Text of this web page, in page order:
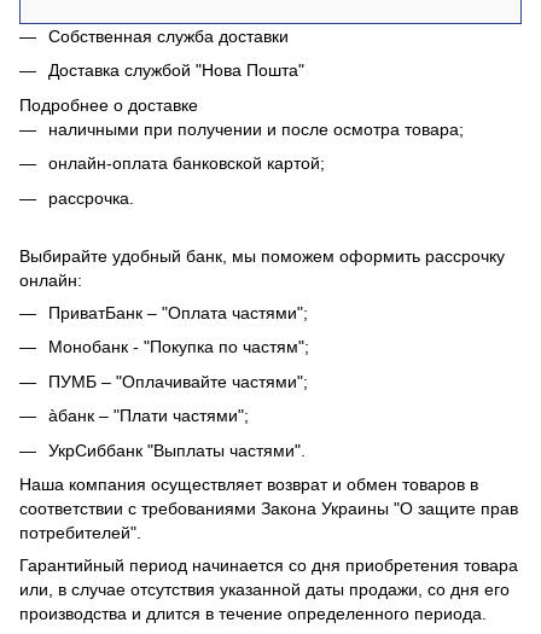
Собственная служба доставки
Доставка службой "Нова Пошта"
Подробнее о доставке
наличными при получении и после осмотра товара;
онлайн-оплата банковской картой;
рассрочка.
Выбирайте удобный банк, мы поможем оформить рассрочку
онлайн:
ПриватБанк – "Оплата частями";
Монобанк - "Покупка по частям";
ПУМБ – "Оплачивайте частями";
àбанк – "Плати частями";
УкрСиббанк "Выплаты частями".
Наша компания осуществляет возврат и обмен товаров в
соответствии с требованиями Закона Украины "О защите прав
потребителей".
Гарантийный период начинается со дня приобретения товара
или, в случае отсутствия указанной даты продажи, со дня его
производства и длится в течение определенного периода.